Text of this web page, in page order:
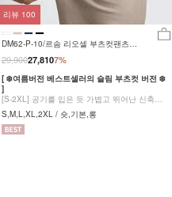
DM62-P-10/르솜 리오셀 부츠컷팬츠
_YN
7%
29,90027,810
[ ❄️여름버전 베스트셀러의 슬림 부츠컷 버전 ❄️
]
[S-2XL] 공기를 입은 듯 가볍고 뛰어난 신축성
원단에 슬림함을 더한 부츠컷 팬츠!
S,M,L,XL,2XL / 숏,기본,롱
리뷰 100